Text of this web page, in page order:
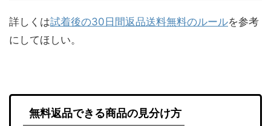
詳しくは試着後の30日間返品送料無料のルールを参考
にしてほしい。
無料返品できる商品の見分け方